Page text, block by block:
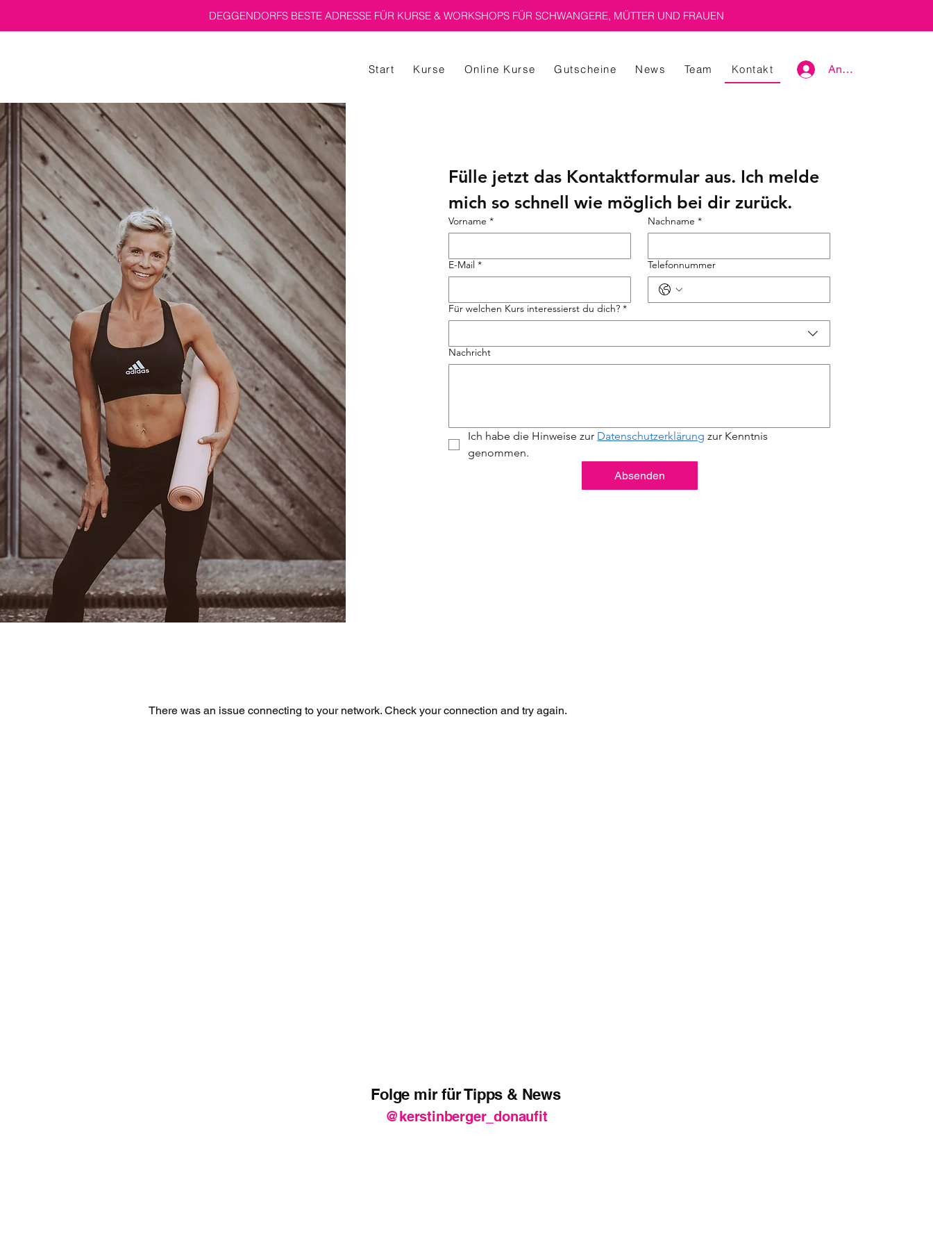
DEGGENDORFS BESTE ADRESSE FÜR KURSE & WORKSHOPS FÜR SCHWANGERE, MÜTTER UND FRAUEN
Start Kurse Online Kurse Gutscheine News Team Kontakt Anmelden
Fülle jetzt das Kontaktformular aus. Ich melde
mich so schnell wie möglich bei dir zurück.
Vorname * Nachname *
E-Mail * Telefonnummer
Für welchen Kurs interessierst du dich? *
Nachricht
Ich habe die Hinweise zur Datenschutzerklärung zur Kenntnis
genommen.
Absenden
There was an issue connecting to your network. Check your connection and try again.
Folge mir für Tipps & News
@kerstinberger_donaufit